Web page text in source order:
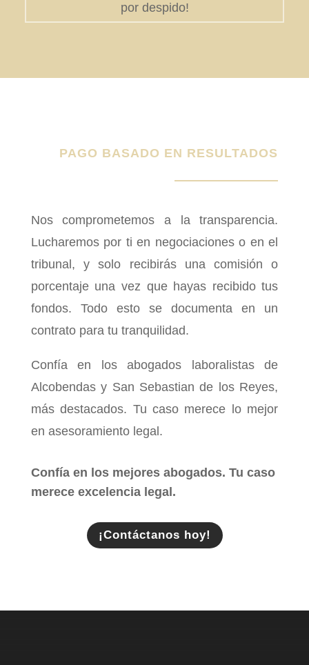
por despido!
PAGO BASADO EN RESULTADOS
Nos comprometemos a la transparencia.
Lucharemos por ti en negociaciones o en el
tribunal, y solo recibirás una comisión o
porcentaje una vez que hayas recibido tus
fondos. Todo esto se documenta en un
contrato para tu tranquilidad.
Confía en los abogados laboralistas de
Alcobendas y San Sebastian de los Reyes,
más destacados. Tu caso merece lo mejor
en asesoramiento legal.
Confía en los mejores abogados. Tu caso
merece excelencia legal.
¡Contáctanos hoy!